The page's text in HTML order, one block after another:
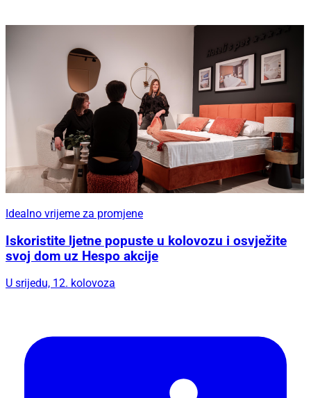
Idealno vrijeme za promjene
Iskoristite ljetne popuste u kolovozu i osvježite
svoj dom uz Hespo akcije
U srijedu, 12. kolovoza